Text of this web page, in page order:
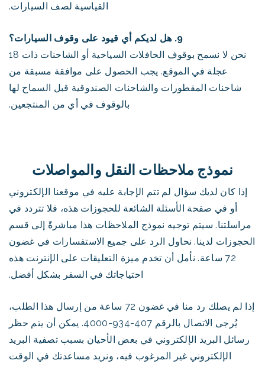
القياسية لصف السيارات.
9. هل لديكم أي قيود على وقوف السيارات؟
نحن لا نسمح بوقوف الحافلات السياحية أو الشاحنات ذات 18
عجلة في الموقع. يجب الحصول على موافقة مسبقة من
شاحنات المقطورات والشاحنات الصندوقية قبل السماح لها
بالوقوف في أي من المنتجعين.
نموذج ملاحظات النقل والمواصلات
إذا كان لديك سؤال لم تتم الإجابة عليه في موقعنا الإلكتروني
أو في صفحة الأسئلة الشائعة للحجوزات هذه، فلا تتردد في
مراسلتنا. سيتم توجيه نموذج الملاحظات هذا مباشرةً إلى قسم
الحجوزات لدينا. نحاول الرد على جميع الاستفسارات في غضون
72 ساعة. نأمل أن تخدم ميزة التعليقات على الإنترنت هذه
احتياجاتك في السفر بشكل أفضل.
إذا لم يصلك رد منا في غضون 72 ساعة من إرسال هذا الطلب،
يُرجى الاتصال بالرقم 407-934-4000. يمكن أن يتم حظر
رسائل البريد الإلكتروني في بعض الأحيان بسبب تصفية البريد
الإلكتروني غير المرغوب فيه، ونريد مساعدتك في الوقت